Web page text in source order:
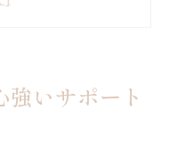
らす事前相談の進
を徹底解説
きる細やかな対
いサポート